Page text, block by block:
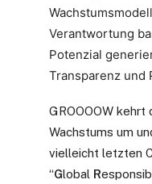
Verantwortung
Potenzial
Transparenz und
GROOOOW kehrt
Wachstums um
vielleicht letzten
“Global R